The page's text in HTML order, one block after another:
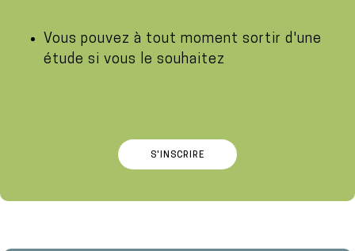
Vous pouvez à tout moment sortir d'une
étude si vous le souhaitez
S'INSCRIRE